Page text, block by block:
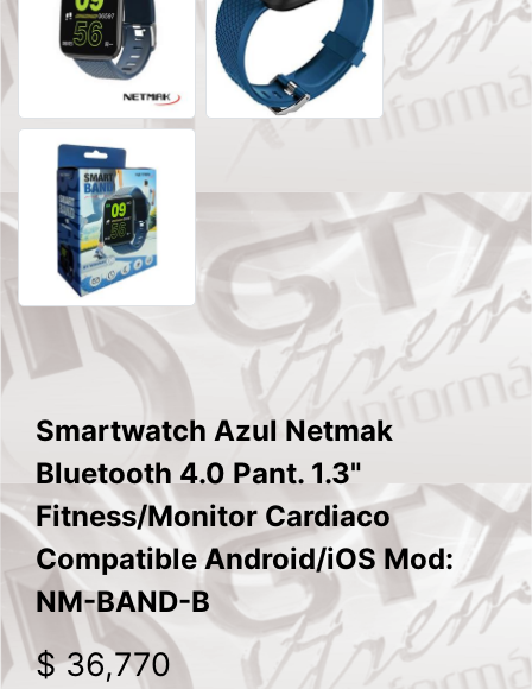
Smartwatch Azul Netmak
Bluetooth 4.0 Pant. 1.3"
Fitness/Monitor Cardiaco
Compatible Android/iOS Mod:
NM-BAND-B
$ 36,770